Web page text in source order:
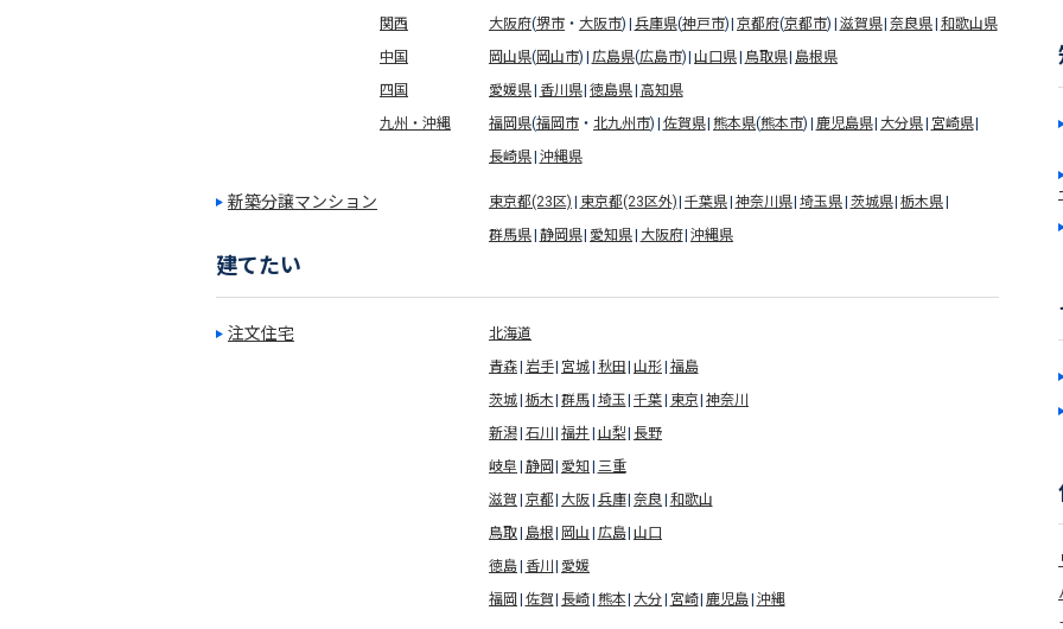
関西
大阪府(堺市 ・ 大阪市) 兵庫県(神戸市) 京都府(京都市) 滋賀県 奈良県 和歌山県
中国
岡山県(岡山市) 広島県(広島市) 山口県 鳥取県 島根県
四国
愛媛県 香川県 徳島県 高知県
九州・沖縄
福岡県(福岡市 ・ 北九州市) 佐賀県 熊本県(熊本市) 鹿児島県 大分県 宮崎県
長崎県 沖縄県
新築分譲マンション 東京都(23区) 東京都(23区外) 千葉県 神奈川県 埼玉県 茨城県 栃木県
群馬県 静岡県 愛知県 大阪府 沖縄県
建てたい
注文住宅
北海道
青森 岩手 宮城 秋田 山形 福島
茨城 栃木 群馬 埼玉 千葉 東京 神奈川
新潟 石川 福井 山梨 長野
岐阜 静岡 愛知
三重
滋賀 京都 大阪 兵庫 奈良 和歌山
鳥取 島根 岡山 広島 山口
徳島 香川
愛媛
福岡
佐賀 長崎 熊本 大分 宮崎 鹿児島 沖縄